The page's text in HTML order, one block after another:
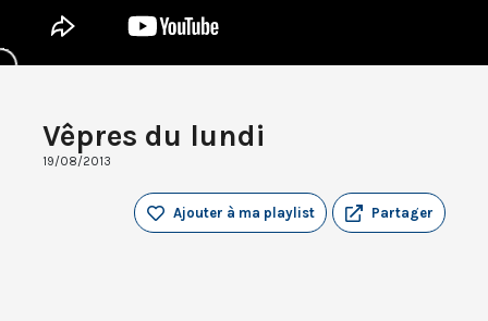
Vêpres du lundi
19/08/2013
Partager
Ajouter à ma playlist